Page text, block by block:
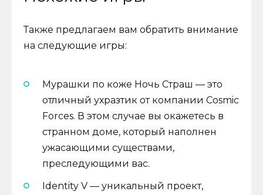
Также предлагаем вам обратить внимание
на следующие игры:
Мурашки по коже Ночь Страш — это
отличный ухразтик от компании Cosmic
Forces. В этом случае вы окажетесь в
странном доме, который наполнен
ужасающими существами,
преследующими вас.
Identity V — уникальный проект,